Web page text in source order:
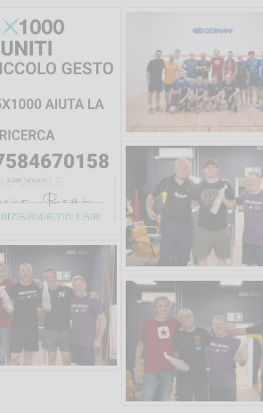
Salve,
come fare per
il campo per
un mio amico?
Devo chiamare il
telefonico o si può
online?
Grazie
Vanessa